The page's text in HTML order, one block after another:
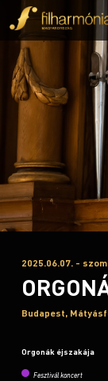
2025.06.07. -
Budapest,
Orgonák éjszakája
Fesztivál koncert